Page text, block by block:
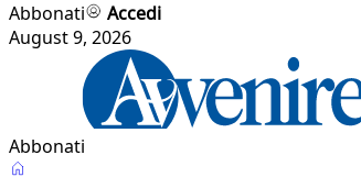
Abbonati
Accedi
August 9, 2026
Abbonati